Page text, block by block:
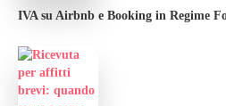
IVA su Airbnb e Booking in Regime